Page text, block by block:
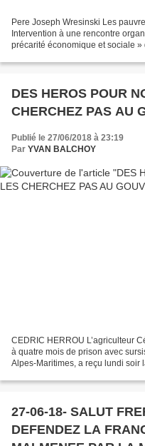
Pere Joseph Wresinski Les
Intervention à une rencontre
précarité économique et sociale
DES HEROS POUR
CHERCHEZ PAS AU
Publié le 27/06/2018 à 23:19
Par YVAN BALCHOY
CEDRIC HERROU L’agriculteur
à quatre mois de prison avec
Alpes-Maritimes, a reçu lundi soir
27-06-18- SALUT
DEFENDEZ LA